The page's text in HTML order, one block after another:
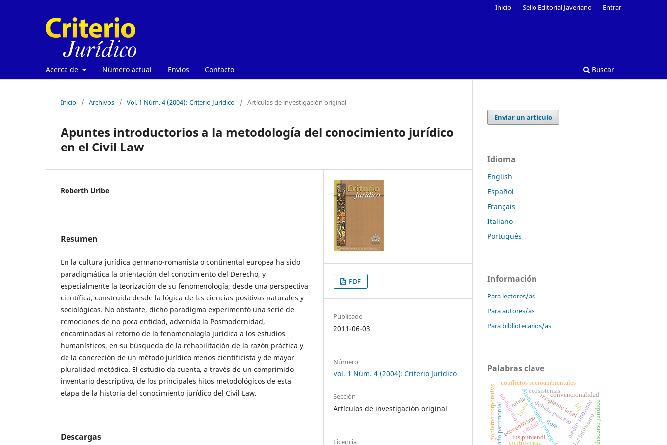
Acerca de Número actual Envíos Contacto Buscar
Inicio Sello Editorial Javeriano Entrar
Inicio / Archivos / Vol. 1 Núm. 4 (2004): Criterio Jurídico / Artículos de investigación original
Apuntes introductorios a la metodología del conocimiento jurídico
en el Civil Law
Roberth Uribe
Resumen
En la cultura jurídica germano-romanista o continental europea ha sido
paradigmática la orientación del conocimiento del Derecho, y
especialmente la teorización de su fenomenología, desde una perspectiva
científica, construida desde la lógica de las ciencias positivas naturales y
sociológicas. No obstante, dicho paradigma experimentó una serie de
remociones de no poca entidad, advenida la Posmodernidad,
encaminadas al retorno de la fenomenología jurídica a los estudios
humanísticos, en su búsqueda de la rehabilitación de la razón práctica y
de la concreción de un método jurídico menos cientificista y de mayor
pluralidad metódica. El estudio da cuenta, a través de un comprimido
inventario descriptivo, de los principales hitos metodológicos de esta
etapa de la historia del conocimiento jurídico del Civil Law.
Descargas
PDF
Publicado
2011-06-03
Número
Vol. 1 Núm. 4 (2004): Criterio Jurídico
Sección
Artículos de investigación original
Licencia
Enviar un artículo
Idioma
English
Español
Français
Italiano
Português
Información
Para lectores/as
Para autores/as
Para bibliotecarios/as
Palabras clave
trasplante legal
Áreas naturales protegidas
conflictos socioambientales
ecocentrismo flora
fauna medio ambiente
ecosistemas
ius puniendi
no-humanos
valor intrínseco
debido proceso
daño patrimonial
convencionalidad
bit
controversia
tutela
gobierno corporativo discurso jurídico
verdad